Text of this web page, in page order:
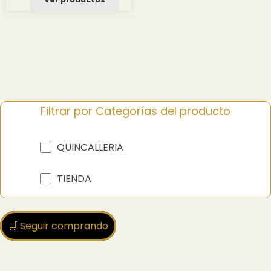
Filtrar por Categorías del producto
QUINCALLERIA
TIENDA
🛒 Seguir comprando